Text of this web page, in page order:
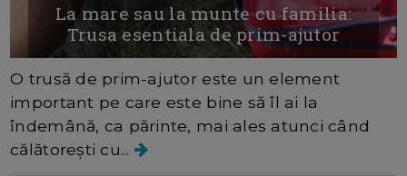
La mare sau la munte cu familia:
Trusa esentiala de prim-ajutor
O trusă de prim-ajutor este un element
important pe care este bine să îl ai la
îndemână, ca părinte, mai ales atunci când
călătorești cu...